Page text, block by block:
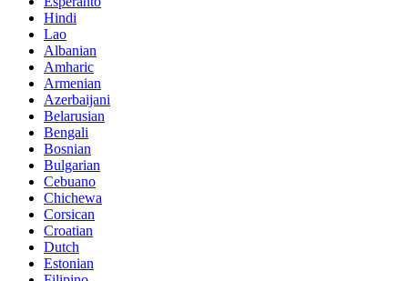
Hindi
Lao
Albanian
Amharic
Armenian
Azerbaijani
Belarusian
Bengali
Bosnian
Bulgarian
Cebuano
Chichewa
Corsican
Croatian
Dutch
Estonian